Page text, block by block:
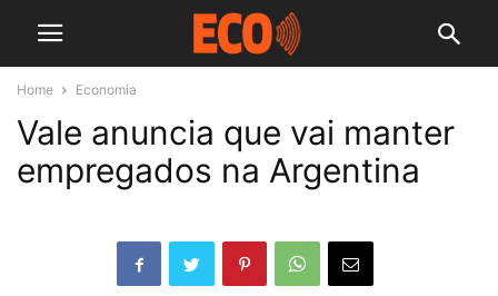
Home Economia
Vale anuncia que vai manter
empregados na Argentina